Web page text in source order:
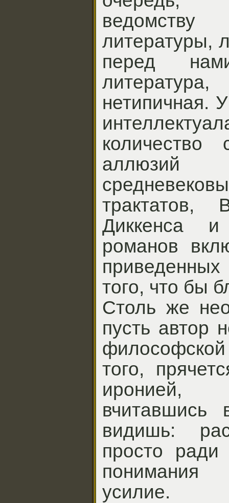
литературы,
перед
нетипичная.
Диккенса
романов
того, что бы
Столь же
пусть автор
того,
иронией,
вчитавшись
видишь:
просто
понимания
усилие.